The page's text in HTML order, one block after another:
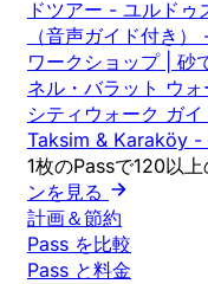
ドツアー - ユルドゥ
（音声ガイド付き）
ワークショップ | 砂
ネル・バラット ウ
シティウォーク ガ
Taksim & Karaköy -
1枚のPassで120以上
ンを見る
計画＆節約
Pass を比較
Pass と料金